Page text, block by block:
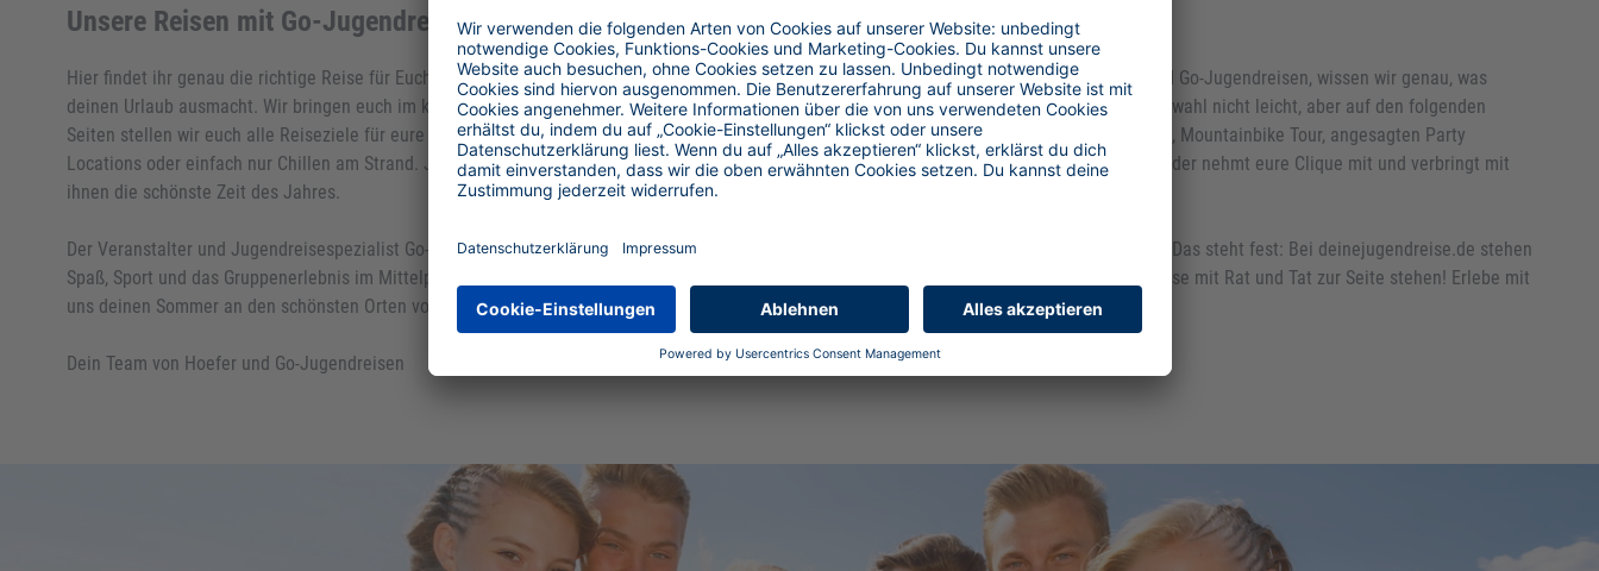
Unsere Reisen mit Go-Jugendreisen
Hier findet ihr genau die richtige Reise für Euch und Eure Freunde. Durch fast 25 Jahre gemeinsame Erfahrung von Hoefer Sport und Reisen und Go-Jugendreisen, wissen wir genau, was
deinen Urlaub ausmacht. Wir bringen euch im kommenden Sommer ans Meer nach Spanien, Frankreich, Italien oder, oder, oder... Da fällt die Auswahl nicht leicht, aber auf den folgenden
Seiten stellen wir euch alle Reiseziele für eure Altersgruppe mit individuellen Freizeitaktivitäten vor. Egal ob Leichtathletikcamp, Wellenreitkurs, Mountainbike Tour, angesagten Party
Locations oder einfach nur Chillen am Strand. Je nach Reisemotiv findet ihr euer perfektes Urlaubsziel. Schnell lernt ihr neue Freunde kennen oder nehmt eure Clique mit und verbringt mit
ihnen die schönste Zeit des Jahres.
Der Veranstalter und Jugendreisespezialist Go-Jugendreisen und unser Team wird euch einen Sommerurlaub bieten, der seines gleichen sucht! Das steht fest: Bei deinejugendreise.de stehen
Spaß, Sport und das Gruppenerlebnis im Mittelpunkt - ohne Eltern, aber dafür mit erfahrenen Teamer/innen, die euch während der gesamten Reise mit Rat und Tat zur Seite stehen! Erlebe mit
uns deinen Sommer an den schönsten Orten von Europa.
Dein Team von Hoefer und Go-Jugendreisen